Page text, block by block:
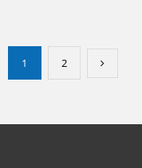
1 2